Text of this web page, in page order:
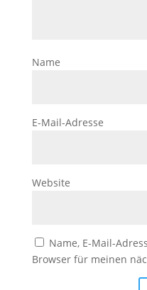
Name
E-Mail-Adresse
Website
Name, E-Mail-
Browser für meinen